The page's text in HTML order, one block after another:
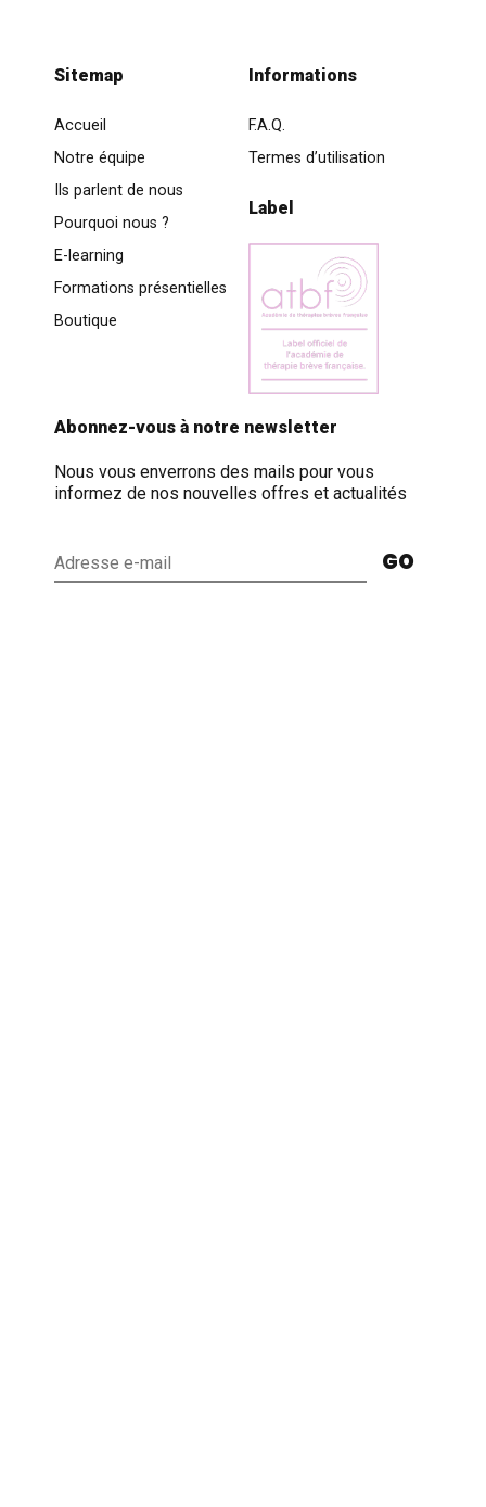
Sitemap
Accueil
Notre équipe
Ils parlent de nous
Pourquoi nous ?
E-learning
Formations présentielles
Boutique
Informations
F.A.Q.
Termes d’utilisation
Label
Abonnez-vous à notre newsletter
Nous vous enverrons des mails pour vous
informez de nos nouvelles offres et actualités